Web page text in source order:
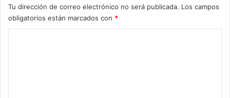
Tu dirección de correo electrónico no será publicada. Los campos
obligatorios están marcados con *